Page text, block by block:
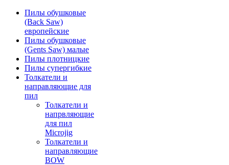
Пилы обушковые
(Back Saw)
европейские
Пилы обушковые
(Gents Saw) малые
Пилы плотницкие
Пилы супергибкие
Толкатели и
направляющие для
пил
Толкатели и
напрвляющие
для пил
Microjig
Толкатели и
направляющие
BOW